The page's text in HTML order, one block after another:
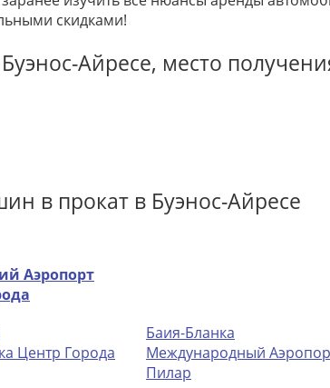
скидками!
Айресе, место
в прокат в Буэнос-Айресе
Аэропорт
Центр Города
Баия-Бланка
Международный
Пилар